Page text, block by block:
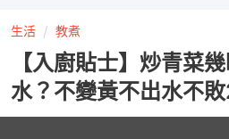
生活 教煮
【入廚貼士】炒青菜
水？不變黃不出水不